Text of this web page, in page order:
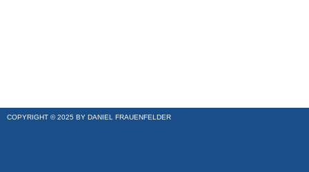
COPYRIGHT © 2025 BY DANIEL FRAUENFELDER